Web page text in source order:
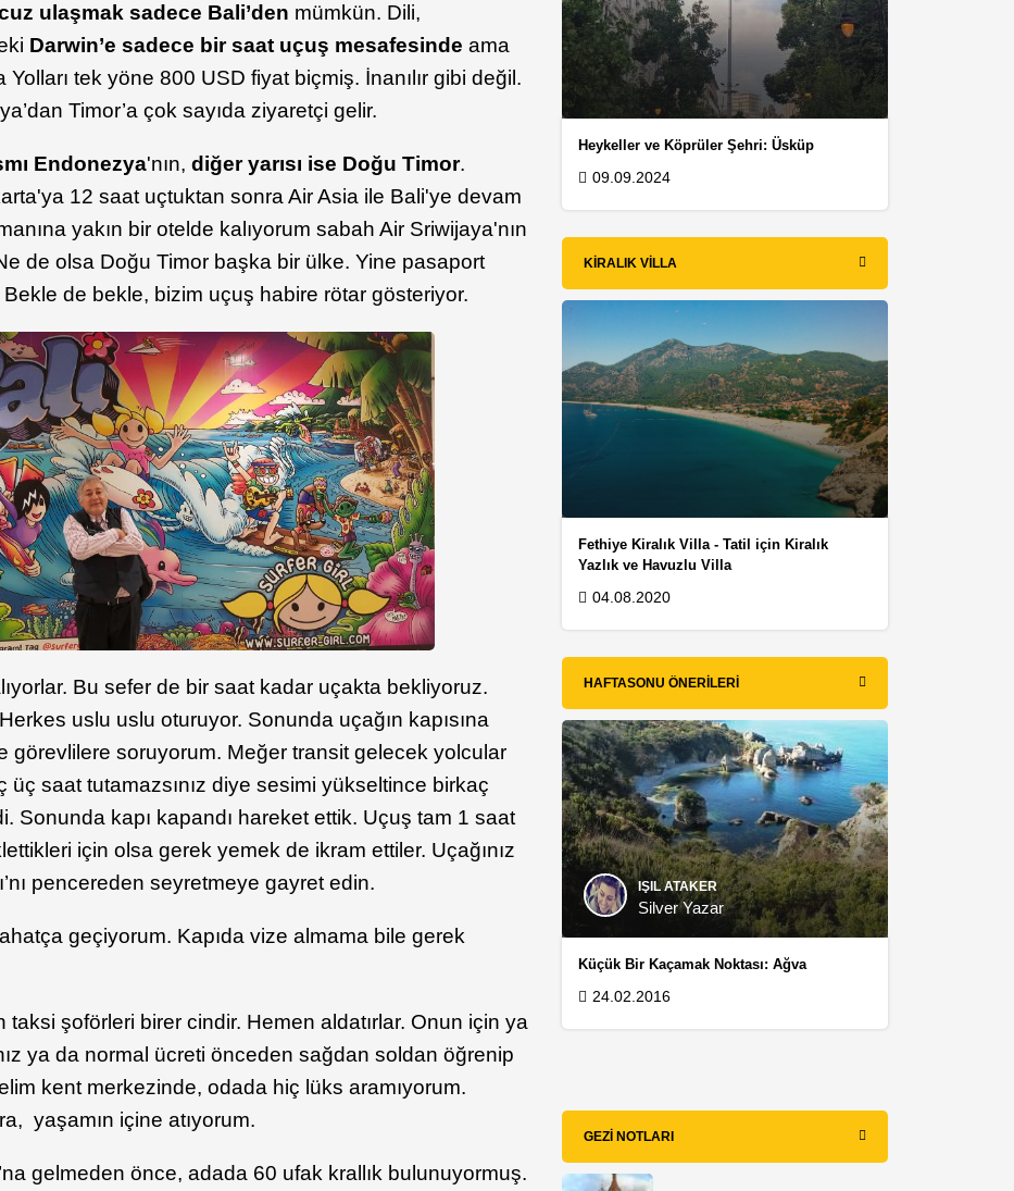
ulaşmak sadece Bali’den mümkün. Dili,
Darwin’e sadece bir saat uçuş mesafesinde ama
Yolları tek yöne 800 USD fiyat biçmiş. İnanılır gibi değil.
Timor’a çok sayıda ziyaretçi gelir.
Endonezya'nın,diğer yarısı ise Doğu Timor.
12 saat uçtuktan sonra Air Asia ile Bali'ye devam
yakın bir otelde kalıyorum sabah Air Sriwijaya'nın
de olsa Doğu Timor başka bir ülke. Yine pasaport
de bekle, bizim uçuş habire rötar gösteriyor.
Bu sefer de bir saat kadar uçakta bekliyoruz.
uslu uslu oturuyor. Sonunda uçağın kapısına
görevlilere soruyorum. Meğer transit gelecek yolcular
üç saat tutamazsınız diye sesimi yükseltince birkaç
Sonunda kapı kapandı hareket ettik. Uçuş tam 1 saat
için olsa gerek yemek de ikram ettiler. Uçağınız
pencereden seyretmeye gayret edin.
geçiyorum. Kapıda vize almama bile gerek
taksi şoförleri birer cindir. Hemen aldatırlar. Onun için ya
ya da normal ücreti önceden sağdan soldan öğrenip
kent merkezinde, odada hiç lüks aramıyorum.
yaşamın içine atıyorum.
gelmeden önce, adada 60 ufak krallık bulunuyormuş.
Heykeller ve Köprüler Şehri: Üsküp
09.09.2024
KIRALIK VILLA
Fethiye Kiralık Villa - Tatil için Kiralık
Yazlık ve Havuzlu Villa
04.08.2020
HAFTASONU ÖNERILERI
IŞIL ATAKER
Silver Yazar
Küçük Bir Kaçamak Noktası: Ağva
24.02.2016
GEZI NOTLARI